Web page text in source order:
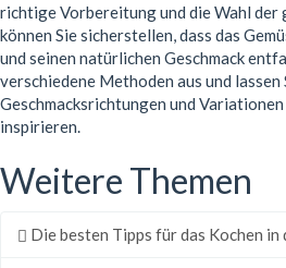
richtige Vorbereitung und die Wahl der
können Sie sicherstellen, dass das
und seinen natürlichen Geschmack
verschiedene Methoden aus und
Geschmacksrichtungen und
inspirieren.
Weitere Themen
Die besten Tipps für das Kochen in